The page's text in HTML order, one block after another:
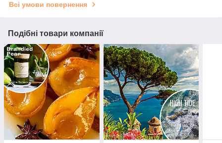
Всі умови повернення
Подібні товари компанії